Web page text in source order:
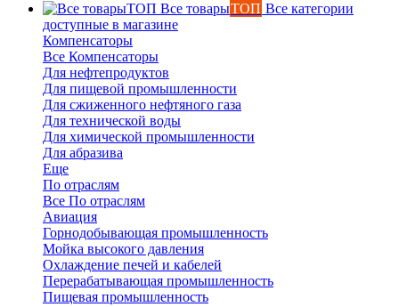
Все товарыТОП Все категории
доступные в магазине
Компенсаторы
Все Компенсаторы
Для нефтепродуктов
Для пищевой промышленности
Для сжиженного нефтяного газа
Для технической воды
Для химической промышленности
Для абразива
Еще
По отраслям
Все По отраслям
Авиация
Горнодобывающая промышленность
Мойка высокого давления
Охлаждение печей и кабелей
Перерабатывающая промышленность
Пищевая промышленность